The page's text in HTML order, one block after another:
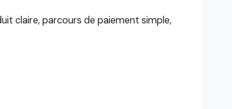
claire, parcours de paiement simple,